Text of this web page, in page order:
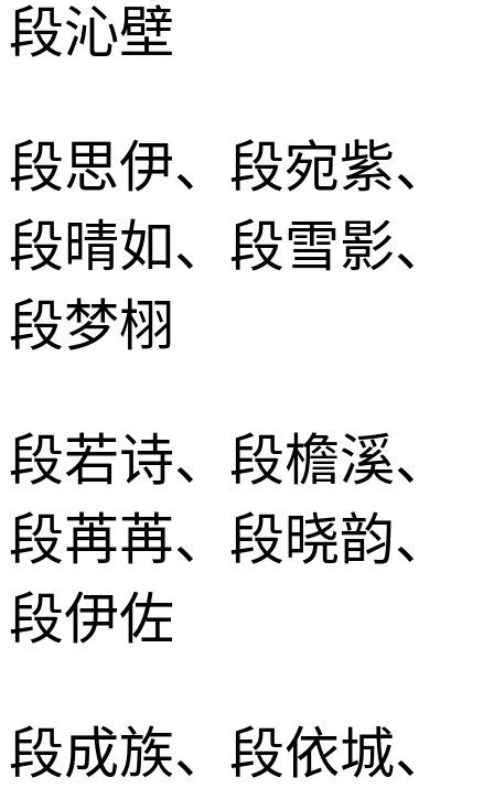
段沁壁
段思伊、段宛紫、
段晴如、段雪影、
段梦栩
段若诗、段檐溪、
段苒苒、段晓韵、
段伊佐
段成族、段依城、